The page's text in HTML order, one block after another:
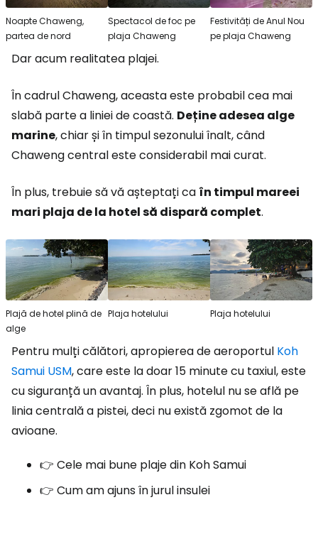
Noapte Chaweng,
partea de nord
Spectacol de foc pe
plaja Chaweng
Festivități de Anul Nou
pe plaja Chaweng
Dar acum realitatea plajei.
În cadrul Chaweng, aceasta este probabil cea mai
slabă parte a liniei de coastă. Deține adesea alge
marine, chiar și în timpul sezonului înalt, când
Chaweng central este considerabil mai curat.
În plus, trebuie să vă așteptați ca în timpul mareei
mari plaja de la hotel să dispară complet.
Plajă de hotel plină de
alge
Plaja hotelului Plaja hotelului
Pentru mulți călători, apropierea de aeroportul Koh
Samui USM, care este la doar 15 minute cu taxiul, este
cu siguranță un avantaj. În plus, hotelul nu se află pe
linia centrală a pistei, deci nu există zgomot de la
avioane.
👉 Cele mai bune plaje din Koh Samui
👉 Cum am ajuns în jurul insulei